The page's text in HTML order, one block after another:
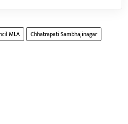
MLA
Chhatrapati Sambhajinagar